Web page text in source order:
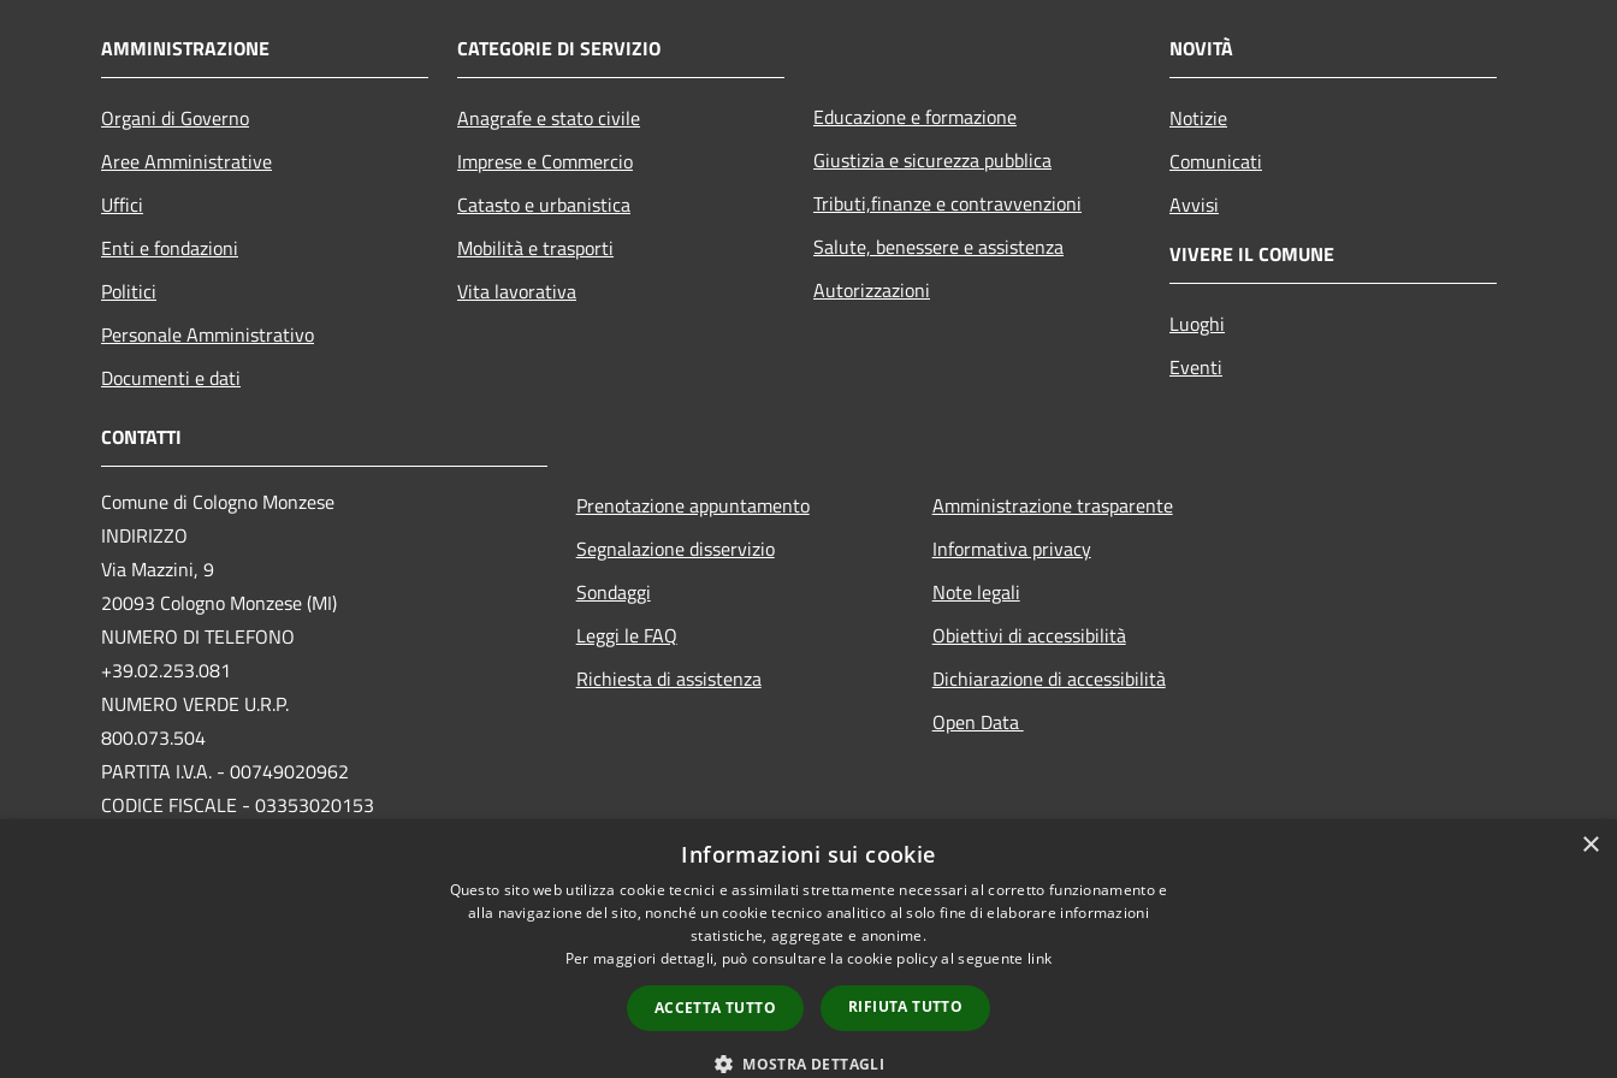
AMMINISTRAZIONE
Organi di Governo
Aree Amministrative
Uffici
Enti e fondazioni
Politici
Personale Amministrativo
Documenti e dati
CATEGORIE DI SERVIZIO
Anagrafe e stato civile
Imprese e Commercio
Catasto e urbanistica
Mobilità e trasporti
Vita lavorativa
Educazione e formazione
Giustizia e sicurezza pubblica
Tributi,finanze e contravvenzioni
Salute, benessere e assistenza
Autorizzazioni
NOVITÀ
Notizie
Comunicati
Avvisi
VIVERE IL COMUNE
Luoghi
Eventi
CONTATTI
Comune di Cologno Monzese
INDIRIZZO
Via Mazzini, 9
20093 Cologno Monzese (MI)
NUMERO DI TELEFONO
+39.02.253.081
NUMERO VERDE U.R.P.
800.073.504
PARTITA I.V.A. - 00749020962
CODICE FISCALE - 03353020153
Prenotazione appuntamento
Segnalazione disservizio
Sondaggi
Leggi le FAQ
Richiesta di assistenza
Amministrazione trasparente
Informativa privacy
Note legali
Obiettivi di accessibilità
Dichiarazione di accessibilità
Open Data
Copyright © 2026 • Comune di Cologno Monzese • Powered by
×
Informazioni sui cookie
Questo sito web utilizza cookie tecnici e assimilati strettamente necessari al corretto funzionamento e
alla navigazione del sito, nonché un cookie tecnico analitico al solo fine di elaborare informazioni
statistiche, aggregate e anonime.
Per maggiori dettagli, può consultare la cookie policy al seguente link
ACCETTA TUTTO RIFIUTA TUTTO
MOSTRA DETTAGLI